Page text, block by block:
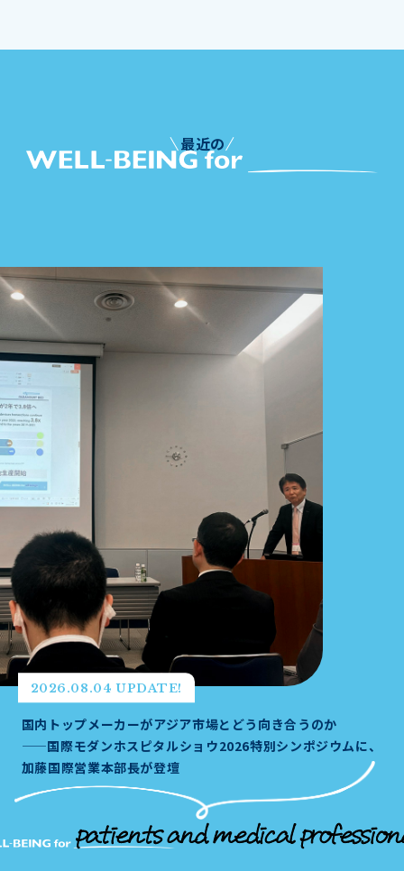
最近の
2026.08.04 UPDATE!
国内トップメーカーがアジア市場とどう向き合うのか
——国際モダンホスピタルショウ2026特別シンポジウムに、
加藤国際営業本部長が登壇